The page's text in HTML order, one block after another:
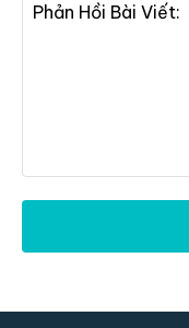
Hồi
Viết: